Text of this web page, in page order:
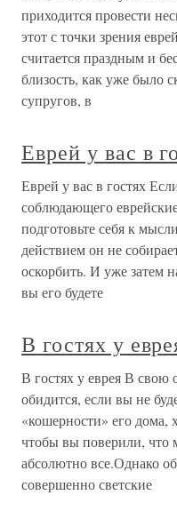
приходится провести
этот с точки зрения
считается праздным и
близость, как уже было
супругов, в
Еврей у вас в
Еврей у вас в гостях
соблюдающего
подготовьте себя к
действием он не
оскорбить. И уже затем
вы его будете
В гостях у
В гостях у еврея В свою
обидится, если вы не
«кошерности» его дома,
чтобы вы поверили, что
абсолютно все.Однако
совершенно светские